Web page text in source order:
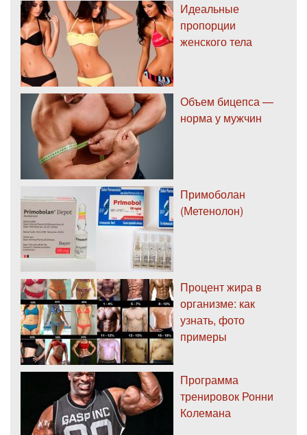
Идеальные
пропорции
женского тела
Объем бицепса —
норма у мужчин
Примоболан
(Метенолон)
Процент жира в
организме: как
узнать, фото
примеры
Программа
тренировок Ронни
Колемана